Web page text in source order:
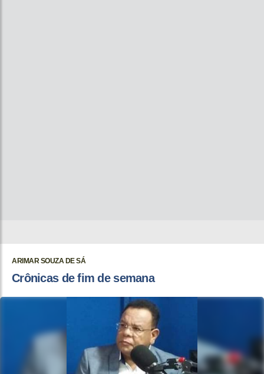
ARIMAR SOUZA DE SÁ
Crônicas de fim de semana